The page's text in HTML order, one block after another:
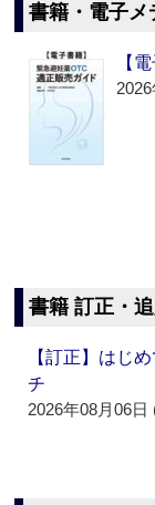
書籍・電子メ
【
書籍 訂正・
【訂正】はじ
チ
2026年08月06日